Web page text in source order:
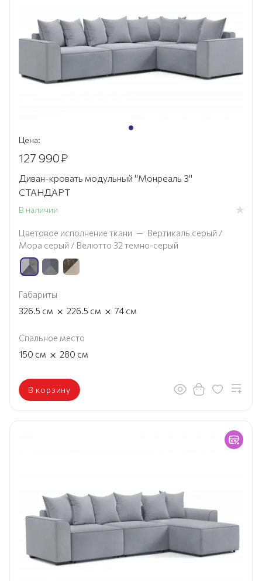
Цена:
127 990₽
Диван-кровать модульный "Монреаль 3"
СТАНДАРТ
В наличии
Цветовое исполнение ткани — Вертикаль серый /
Мора серый / Велютто 32 темно-серый
Габариты
326.5 см × 226.5 см × 74 см
Спальное место
150 см × 280 см
В корзину